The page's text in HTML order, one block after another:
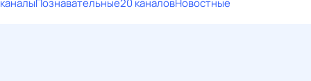
каналыПознавательные20 каналовНовостные